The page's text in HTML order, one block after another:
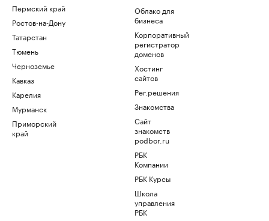
Пермский край
Ростов-на-Дону
Татарстан
Тюмень
Черноземье
Кавказ
Карелия
Мурманск
Приморский
край
Облако для
бизнеса
Корпоративный
регистратор
доменов
Хостинг
сайтов
Рег.решения
Знакомства
Сайт
знакомств
podbor.ru
РБК
Компании
РБК Курсы
Школа
управления
РБК